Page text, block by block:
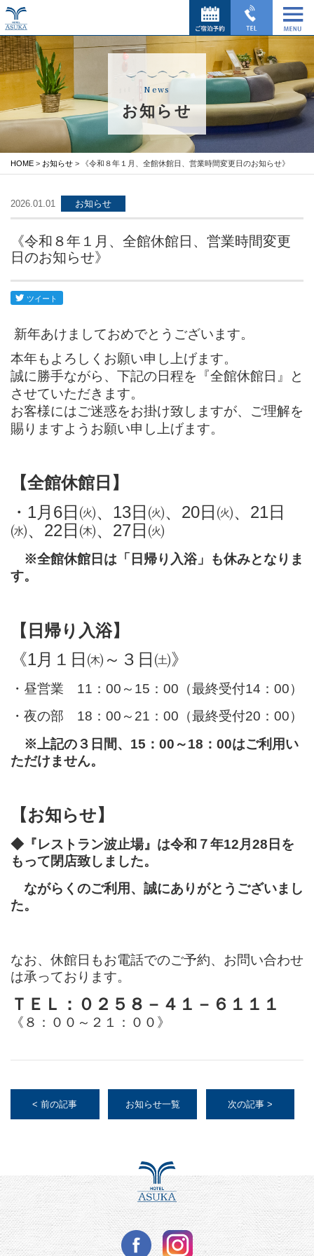
News
お知らせ
HOME > お知らせ > 《令和８年１月、全館休館日、営業時間変更日のお知らせ》
2026.01.01 お知らせ
《令和８年１月、全館休館日、営業時間変更
日のお知らせ》
新年あけましておめでとうございます。
本年もよろしくお願い申し上げます。
誠に勝手ながら、下記の日程を『全館休館日』と
させていただきます。
お客様にはご迷惑をお掛け致しますが、ご理解を
賜りますようお願い申し上げます。
【全館休館日】
・1月6日㈫、13日㈫、20日㈫、21日
㈬、22日㈭、27日㈫
※全館休館日は「日帰り入浴」も休みとなりま
す。
【日帰り入浴】
《1月１日㈭～３日㈯》
・昼営業 11：00～15：00（最終受付14：00）
・夜の部 18：00～21：00（最終受付20：00）
※上記の３日間、15：00～18：00はご利用い
ただけません。
【お知らせ】
◆『レストラン波止場』は令和７年12月28日を
もって閉店致しました。
ながらくのご利用、誠にありがとうございまし
た。
なお、休館日もお電話でのご予約、お問い合わせ
は承っております。
ＴＥＬ：０２５８－４１－６１１１
《８：００～２１：００》
< 前の記事 お知らせ一覧 次の記事 >